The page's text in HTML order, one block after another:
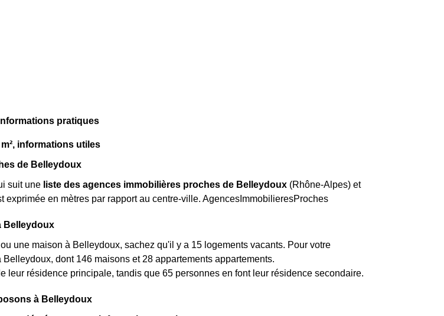
pratiques
informations utiles
de Belleydoux
suit une liste des agences immobilières proches de Belleydoux (Rhône-Alpes) et
exprimée en mètres par rapport au centre-ville. AgencesImmobilieresProches
Belleydoux
une maison à Belleydoux, sachez qu'il y a 15 logements vacants. Pour votre
dont 146 maisons et 28 appartements appartements.
leur résidence principale, tandis que 65 personnes en font leur résidence secondaire.
à Belleydoux